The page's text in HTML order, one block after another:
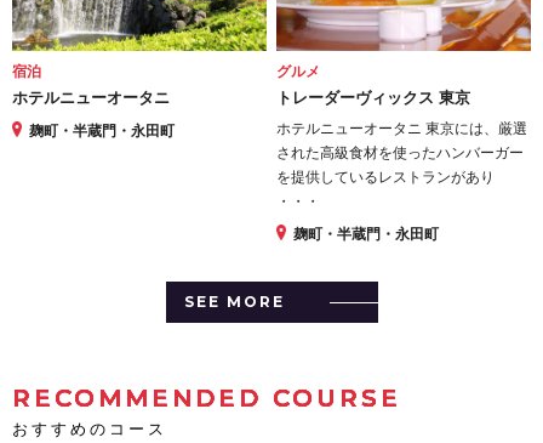
宿泊
ホテルニューオータニ
麹町・半蔵門・永田町
グルメ
トレーダーヴィックス 東京
ホテルニューオータニ 東京には、厳選
された高級食材を使ったハンバーガー
を提供しているレストランがあり
・・・
麹町・半蔵門・永田町
SEE MORE
RECOMMENDED COURSE
おすすめのコース